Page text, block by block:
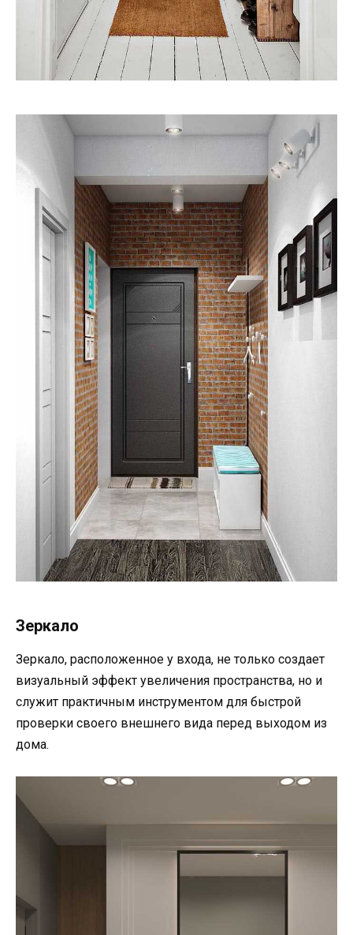
Зеркало
Зеркало, расположенное у входа, не только создает
визуальный эффект увеличения пространства, но и
служит практичным инструментом для быстрой
проверки своего внешнего вида перед выходом из
дома.